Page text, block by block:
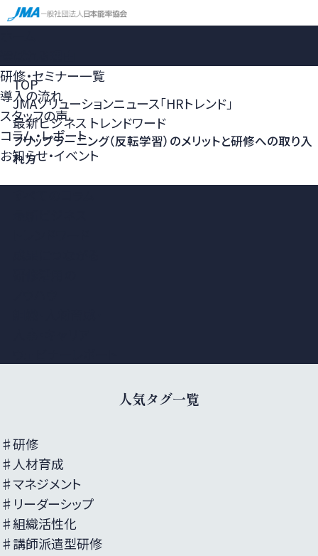
研修・セミナー一覧
導入の流れ
スタッフの声
コラム・レポート
お知らせ・イベント
TOP
JMAソリューションニュース「HRトレンド」
最新ビジネス トレンドワード
フリップラーニング（反転学習）のメリットと研修への取り入
れ方
人気タグ一覧
♯研修
♯人材育成
♯マネジメント
♯リーダーシップ
♯組織活性化
♯講師派遣型研修